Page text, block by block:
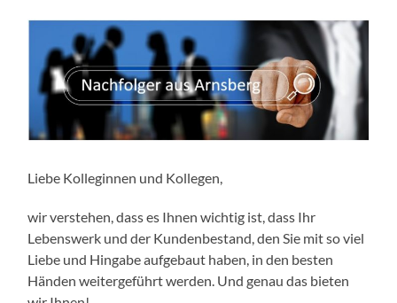
Liebe Kolleginnen und Kollegen,
wir verstehen, dass es Ihnen wichtig ist, dass Ihr
Lebenswerk und der Kundenbestand, den Sie mit so viel
Liebe und Hingabe aufgebaut haben, in den besten
Händen weitergeführt werden. Und genau das bieten